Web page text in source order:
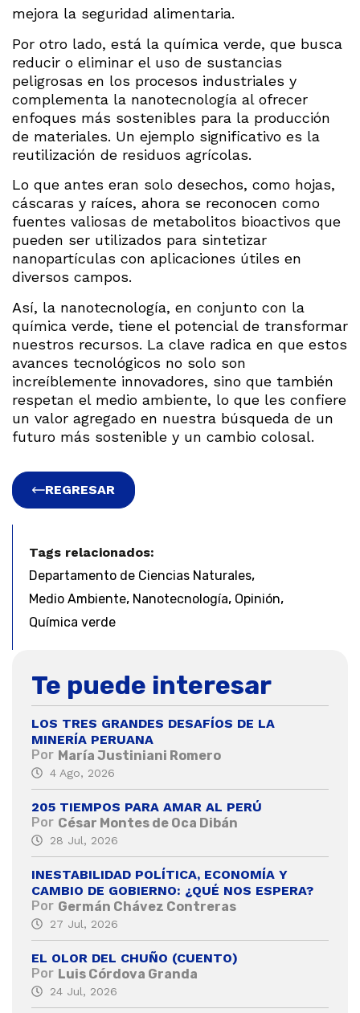
mejora la seguridad alimentaria.
Por otro lado, está la química verde, que busca
reducir o eliminar el uso de sustancias
peligrosas en los procesos industriales y
complementa la nanotecnología al ofrecer
enfoques más sostenibles para la producción
de materiales. Un ejemplo significativo es la
reutilización de residuos agrícolas.
Lo que antes eran solo desechos, como hojas,
cáscaras y raíces, ahora se reconocen como
fuentes valiosas de metabolitos bioactivos que
pueden ser utilizados para sintetizar
nanopartículas con aplicaciones útiles en
diversos campos.
Así, la nanotecnología, en conjunto con la
química verde, tiene el potencial de transformar
nuestros recursos. La clave radica en que estos
avances tecnológicos no solo son
increíblemente innovadores, sino que también
respetan el medio ambiente, lo que les confiere
un valor agregado en nuestra búsqueda de un
futuro más sostenible y un cambio colosal.
REGRESAR
Tags relacionados:
Departamento de Ciencias Naturales,
Medio Ambiente, Nanotecnología, Opinión,
Química verde
Te puede interesar
LOS TRES GRANDES DESAFÍOS DE LA
MINERÍA PERUANA
Por María Justiniani Romero
4 Ago, 2026
205 TIEMPOS PARA AMAR AL PERÚ
Por César Montes de Oca Dibán
28 Jul, 2026
INESTABILIDAD POLÍTICA, ECONOMÍA Y
CAMBIO DE GOBIERNO: ¿QUÉ NOS ESPERA?
Por Germán Chávez Contreras
27 Jul, 2026
EL OLOR DEL CHUÑO (CUENTO)
Por Luis Córdova Granda
24 Jul, 2026